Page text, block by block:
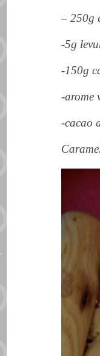
– 250g
-5g
-150g
-arome
-cacao